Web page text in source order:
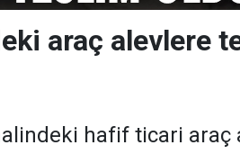
araç alevlere
hafif ticari araç